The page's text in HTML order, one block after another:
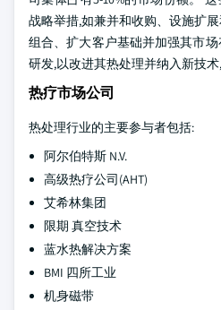
战略举措,如兼并和收购、设施扩
组合、扩大客户基础并加强其市
研发,以改进其热处理并纳入新技
热疗市场公司
热处理行业的主要参与者包括:
阿尔伯特斯 N.V.
高级热疗公司(AHT)
艾希林集团
限期 真空技术
蓝水热解决方案
BMI 四所工业
机身磁带